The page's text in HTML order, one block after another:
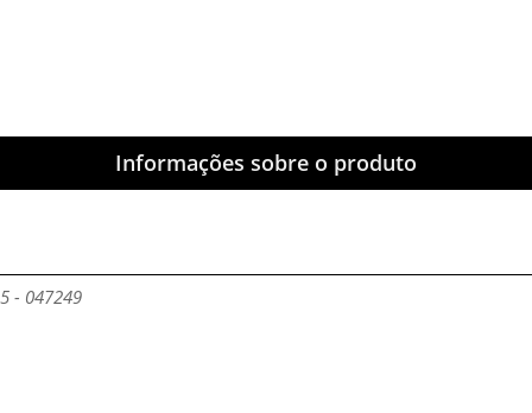
Informações sobre o produto
- 047249